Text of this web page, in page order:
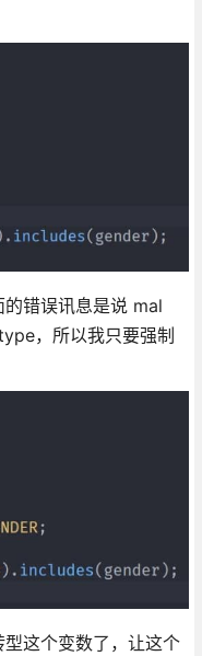
错误讯息是说 mal
，所以我只要强制
这个变数了，让这个